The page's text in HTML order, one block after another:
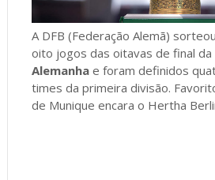
A DFB (Federação Alemã)
oito jogos das oitavas de final da
Alemanhae foram definidos
times da primeira divisão.
de Munique encara o Hertha